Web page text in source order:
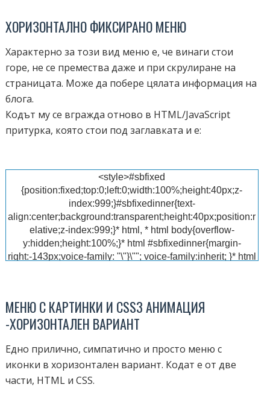
ХОРИЗОНТАЛНО ФИКСИРАНО МЕНЮ
Характерно за този вид меню е, че винаги стои
горе, не се премества даже и при скрулиране на
страницата. Може да побере цялата информация на
блога.
Кодът му се вгражда отново в HTML/JavaScript
притурка, която стои под заглавката и е:
<style>#sbfixed
{position:fixed;top:0;left:0;width:100%;height:40px;z-
index:999;}#sbfixedinner{text-
align:center;background:transparent;height:40px;position:r
elative;z-index:999;}* html, * html body{overflow-
y:hidden;height:100%;}* html #sbfixedinner{margin-
right:-143px;voice-family: "\"}\""; voice-family:inherit; }* html
0 auto;padding:0 auto;-moz-box-shadow:0 3px 3px 3px
rgba(0,0,0,0.4);-webkit-box-shadow:0 3px 3px 3px
top:3px solid rgb(72, 161,
250);}#sbtopbar{width:980px;height:40px;margin:0
auto}#sbtop{width:100%}#sbtop,#sbtop ul{list-
МЕНЮ С КАРТИНКИ И CSS3 АНИМАЦИЯ
-ХОРИЗОНТАЛЕН ВАРИАНТ
Едно прилично, симпатично и просто меню с
иконки в хоризонтален вариант. Кодат е от две
части, HTML и CSS.